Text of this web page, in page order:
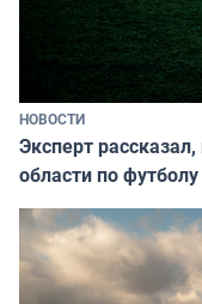
НОВОСТИ
Эксперт
области по